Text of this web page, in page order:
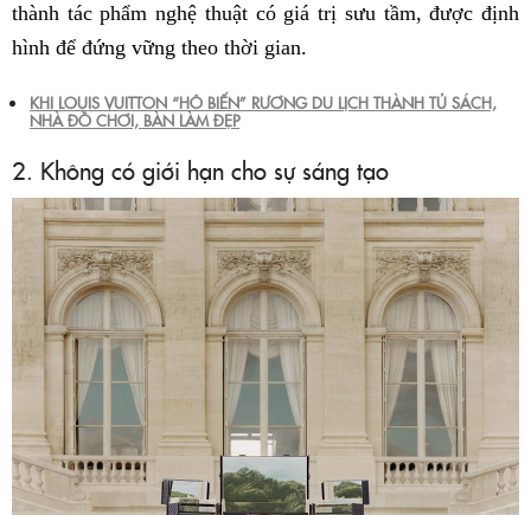
thành tác phẩm nghệ thuật có giá trị sưu tầm, được định
hình để đứng vững theo thời gian.
KHI LOUIS VUITTON “HÔ BIẾN” RƯƠNG DU LỊCH THÀNH TỦ SÁCH,
NHÀ ĐỒ CHƠI, BÀN LÀM ĐẸP
2. Không có giới hạn cho sự sáng tạo